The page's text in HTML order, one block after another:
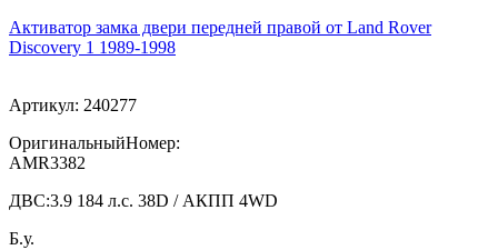
Активатор замка двери передней правой от Land Rover
Discovery 1 1989-1998
Артикул: 240277
ОригинальныйНомер:
AMR3382
ДВС:3.9 184 л.с. 38D / АКПП 4WD
Б.у.